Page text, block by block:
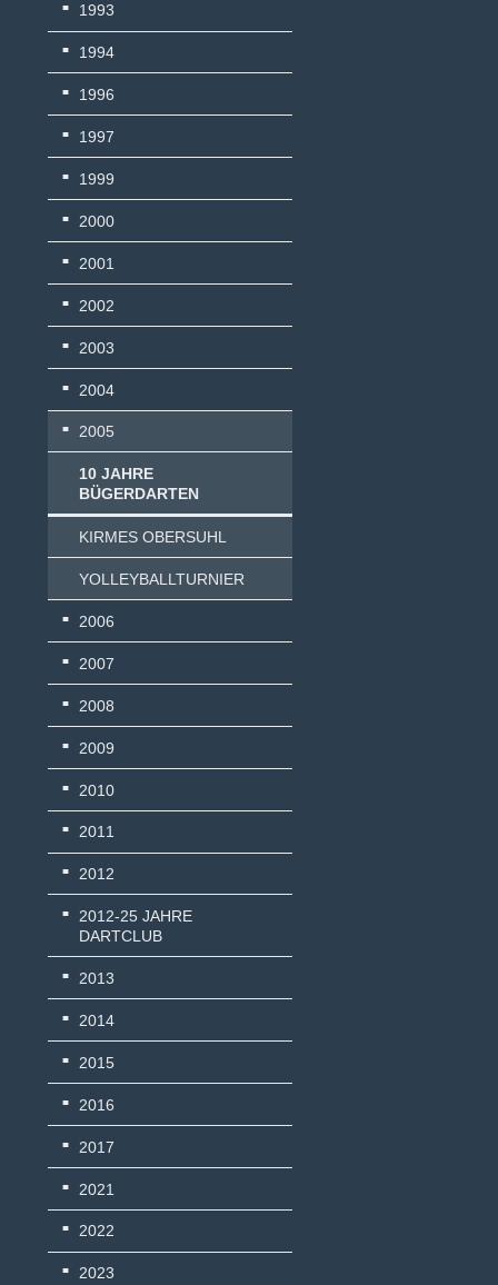
1993
1994
1996
1997
1999
2000
2001
2002
2003
2004
2005
10 JAHRE
BÜGERDARTEN
KIRMES OBERSUHL
YOLLEYBALLTURNIER
2006
2007
2008
2009
2010
2011
2012
2012-25 JAHRE
DARTCLUB
2013
2014
2015
2016
2017
2021
2022
2023